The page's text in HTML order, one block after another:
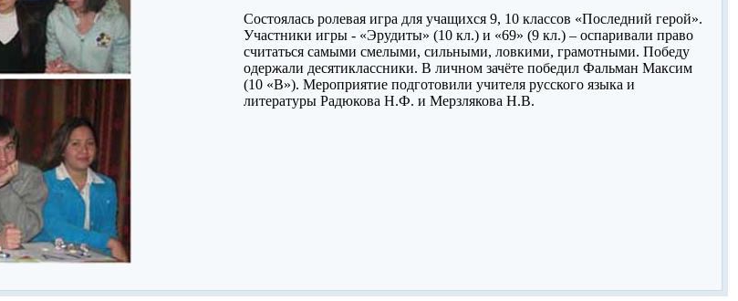
Состоялась ролевая игра для учащихся 9, 10 классов «Последний герой».
Участники игры - «Эрудиты» (10 кл.) и «69» (9 кл.) – оспаривали право
считаться самыми смелыми, сильными, ловкими, грамотными. Победу
одержали десятиклассники. В личном зачёте победил Фальман Максим
(10 «В»). Мероприятие подготовили учителя русского языка и
литературы Радюкова Н.Ф. и Мерзлякова Н.В.